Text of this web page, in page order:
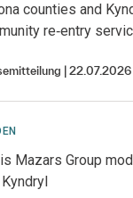
counties and
re‑entry
22.07.2026
Mazars Group